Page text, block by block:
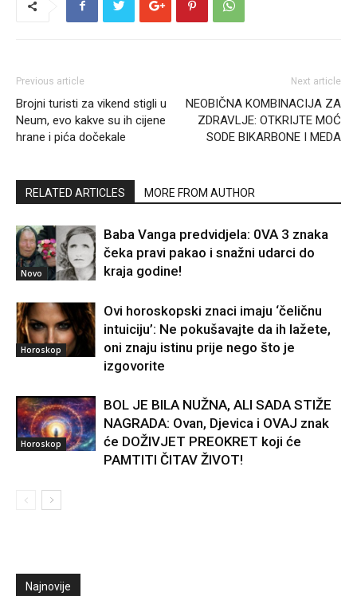
Previous article
Brojni turisti za vikend stigli u
Neum, evo kakve su ih cijene
hrane i pića dočekale
Next article
NEOBIČNA KOMBINACIJA ZA
ZDRAVLJE: OTKRIJTE MOĆ
SODE BIKARBONE I MEDA
RELATED ARTICLES MORE FROM AUTHOR
Novo
Baba Vanga predvidjela: 0VA 3 znaka
čeka pravi pakao i snažni udarci do
kraja godine!
Horoskop
Ovi horoskopski znaci imaju ‘čeličnu
intuiciju’: Ne pokušavajte da ih lažete,
oni znaju istinu prije nego što je
izgovorite
Horoskop
BOL JE BILA NUŽNA, ALI SADA STIŽE
NAGRADA: Ovan, Djevica i OVAJ znak
će DOŽIVJET PREOKRET koji će
PAMTITI ČITAV ŽIVOT!
Najnovije